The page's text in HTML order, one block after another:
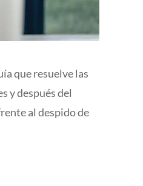
que resuelve las
y después del
al despido de